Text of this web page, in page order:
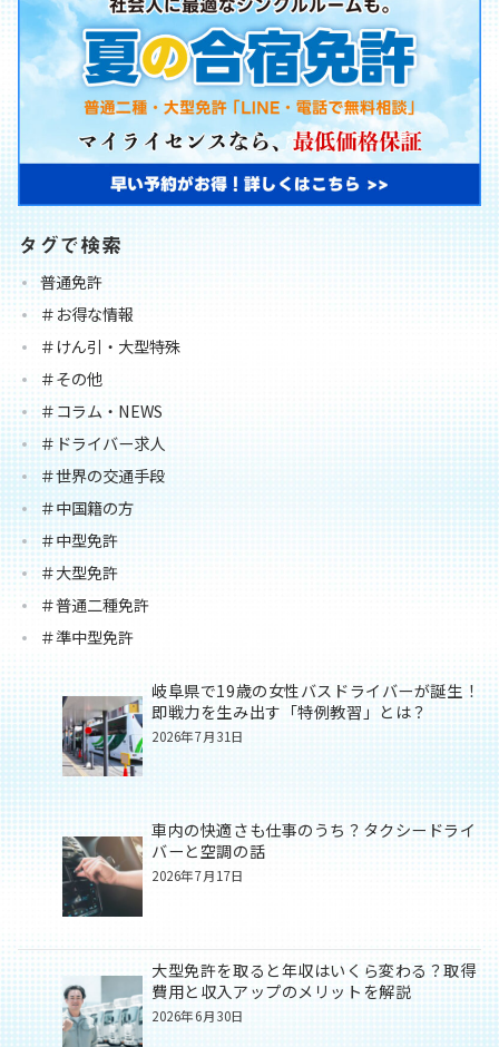
タグで検索
普通免許
＃お得な情報
＃けん引・大型特殊
＃その他
＃コラム・NEWS
＃ドライバー求人
＃世界の交通手段
＃中国籍の方
＃中型免許
＃大型免許
＃普通二種免許
＃準中型免許
岐阜県で19歳の女性バスドライバーが誕生！
即戦力を生み出す「特例教習」とは？
2026年7月31日
車内の快適さも仕事のうち？タクシードライ
バーと空調の話
2026年7月17日
大型免許を取ると年収はいくら変わる？取得
費用と収入アップのメリットを解説
2026年6月30日